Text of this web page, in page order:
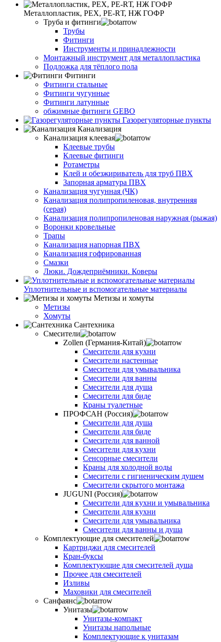
Металлопластик, РЕХ, РЕ-RТ, НЖ ГОФР
Труба и фитинги
Трубы
Фитинги
Инструменты и принадлежности
Монтажный инструмент для металлопластика
Подложка для тёплого пола
Фитинги
Фитинги стальные
Фитинги чугунные
Фитинги латунные
обжимные фитинги GEBO
Газорегуляторные пункты
Канализация
Канализация клеевая
Клеевые трубы
Клеевые фитинги
Ротаметры
Клей и обезжириватель для труб ПВХ
Запорная арматура ПВХ
Канализация чугунная (ЧК)
Канализация полипропиленовая, внутренняя
(серая)
Канализация полипропиленовая наружная (рыжая)
Воронки кровельные
Трапы
Канализация напорная ПВХ
Канализация гофрированная
Смазки
Люки. Дождеприёмники. Коверы
Уплотнительные и вспомогательные материалы
Метизы и хомуты
Метизы
Хомуты
Сантехника
Смесители
Zollen (Германия-Китай)
Смесители для кухни
Смесители настенные
Смесители для умывальника
Смесители для ванны
Смесители для душа
Смесители для биде
Краны туалетные
ПРОФСАН (Россия)
Смесители для душа
Смесители для биде
Смесители для ванной
Смесители для кухни
Сенсорные смесители
Краны для холодной воды
Смесители с гигиеническим душем
Смесители скрытого монтажа
JUGUNI (Россия)
Смесители для кухни и умывальника
Смесители для кухни
Смесители для умывальника
Смесители для ванны и душа
Комплектующие для смесителей
Картриджи для смесителей
Кран-буксы
Комплектующие для смесителей душа
Прочее для смесителей
Изливы
Маховики для смесителей
Санфаянс
Унитазы
Унитазы-компакт
Унитазы напольные
Комплектующие к унитазам